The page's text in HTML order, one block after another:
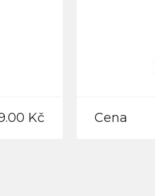
Kč Cena